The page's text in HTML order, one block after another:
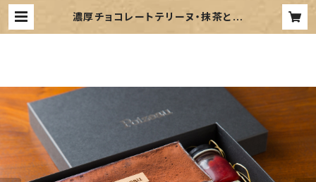
濃厚チョコレートテリーヌ・抹茶とホ